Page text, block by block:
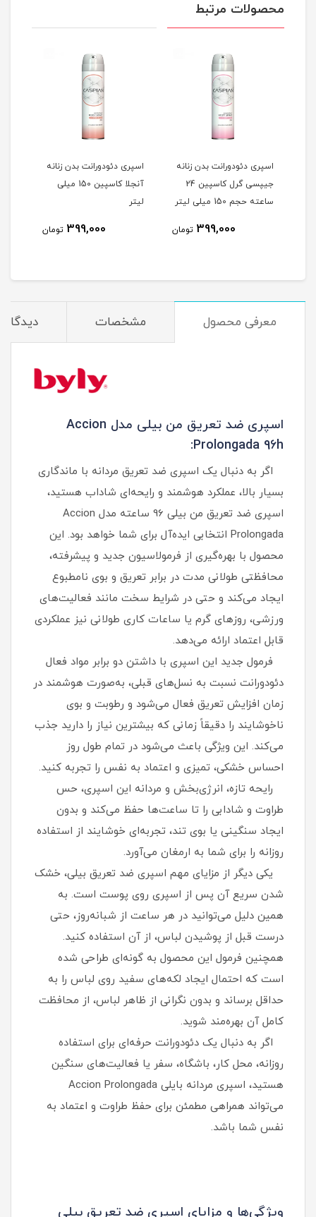
محصولات مرتبط
اسپری دئودورانت بدن زنانه
جیپسی گرل کاسپین 24
ساعته حجم 150 میلی لیتر
399,000 تومان
اسپری دئودورانت بدن زنانه
آنجلا کاسپین 150 میلی
لیتر
399,000 تومان
معرفی محصول مشخصات
اسپری ضد تعریق من بیلی مدل Accion
Prolongada 96h:
اگر به دنبال یک اسپری ضد تعریق مردانه با ماندگاری
بسیار بالا، عملکرد هوشمند و رایحه‌ای شاداب هستید،
اسپری ضد تعریق من بیلی 96 ساعته مدل Accion
Prolongada انتخابی ایده‌آل برای شما خواهد بود. این
محصول با بهره‌گیری از فرمولاسیون جدید و پیشرفته،
محافظتی طولانی‌ مدت در برابر تعریق و بوی نامطبوع
ایجاد می‌کند و حتی در شرایط سخت مانند فعالیت‌های
ورزشی، روزهای گرم یا ساعات کاری طولانی نیز عملکردی
قابل اعتماد ارائه می‌دهد.
فرمول جدید این اسپری با داشتن دو برابر مواد فعال
دئودورانت نسبت به نسل‌های قبلی، به‌صورت هوشمند در
زمان افزایش تعریق فعال می‌شود و رطوبت و بوی
ناخوشایند را دقیقاً زمانی که بیشترین نیاز را دارید جذب
می‌کند. این ویژگی باعث می‌شود در تمام طول روز
احساس خشکی، تمیزی و اعتماد به‌ نفس را تجربه کنید.
رایحه تازه، انرژی‌بخش و مردانه این اسپری، حس
طراوت و شادابی را تا ساعت‌ها حفظ می‌کند و بدون
ایجاد سنگینی یا بوی تند، تجربه‌ای خوشایند از استفاده
روزانه را برای شما به ارمغان می‌آورد.
یکی دیگر از مزایای مهم اسپری ضد تعریق بیلی، خشک
شدن سریع آن پس از اسپری روی پوست است. به
همین دلیل می‌توانید در هر ساعت از شبانه‌روز، حتی
درست قبل از پوشیدن لباس، از آن استفاده کنید.
همچنین فرمول این محصول به گونه‌ای طراحی شده
است که احتمال ایجاد لکه‌های سفید روی لباس را به
حداقل برساند و بدون نگرانی از ظاهر لباس، از محافظت
کامل آن بهره‌مند شوید.
اگر به دنبال یک دئودورانت حرفه‌ای برای استفاده
روزانه، محل کار، باشگاه، سفر یا فعالیت‌های سنگین
هستید، اسپری مردانه بایلی Accion Prolongada
می‌تواند همراهی مطمئن برای حفظ طراوت و اعتماد به‌
نفس شما باشد.
ویژگی‌ها و مزایای اسپری ضد تعریق بیلی